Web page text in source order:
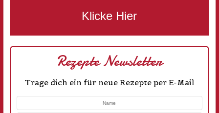
Klicke Hier
Rezepte Newsletter
Trage dich ein für neue Rezepte per E-Mail